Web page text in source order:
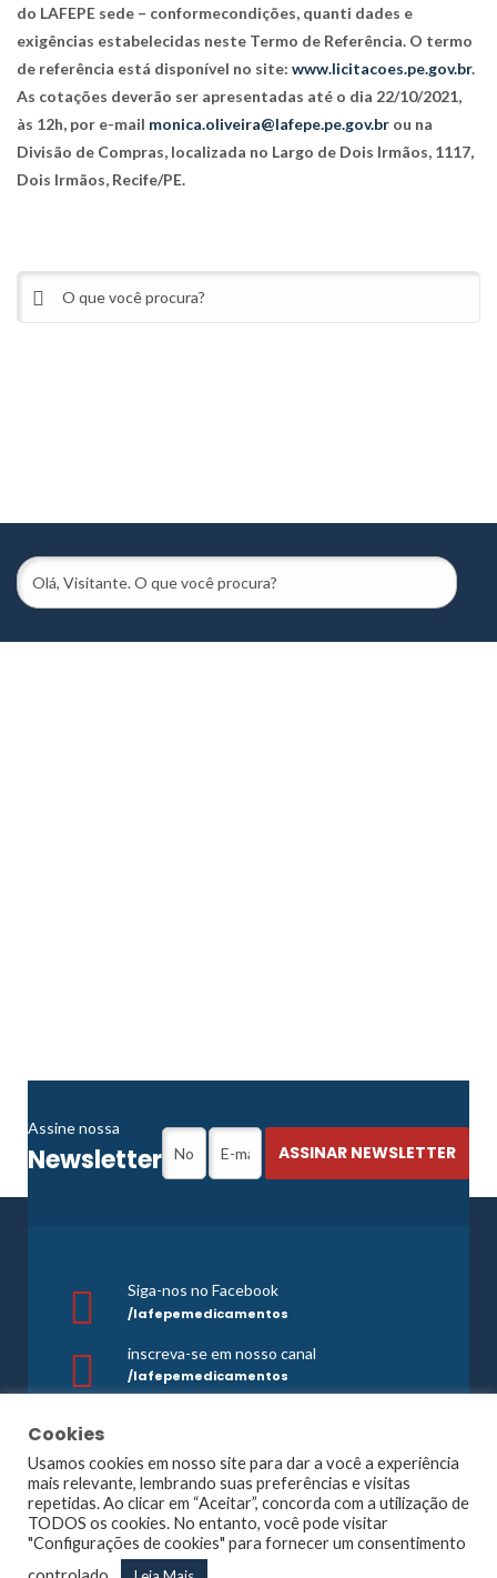
do LAFEPE sede – conformecondições, quanti dades e
exigências estabelecidas neste Termo de Referência. O termo
de referência está disponível no site: www.licitacoes.pe.gov.br.
As cotações deverão ser apresentadas até o dia 22/10/2021,
às 12h, por e-mail monica.oliveira@lafepe.pe.gov.br ou na
Divisão de Compras, localizada no Largo de Dois Irmãos, 1117,
Dois Irmãos, Recife/PE.
Assine nossa
Newsletter
Siga-nos no Facebook
/lafepemedicamentos
inscreva-se em nosso canal
/lafepemedicamentos
©1965 -2026 Todos os direitos reservados. Lafepe |
WordpressOptimized by
Cookies
Usamos cookies em nosso site para dar a você a experiência
mais relevante, lembrando suas preferências e visitas
repetidas. Ao clicar em “Aceitar”, concorda com a utilização de
TODOS os cookies. No entanto, você pode visitar
"Configurações de cookies" para fornecer um consentimento